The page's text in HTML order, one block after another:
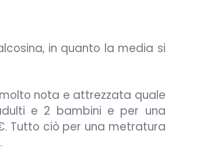
in quanto la media si
nota e attrezzata quale
e 2 bambini e per una
Tutto ciò per una metratura